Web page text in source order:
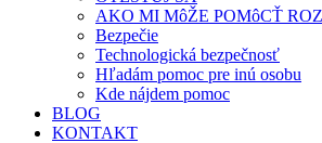
AKO MI MôŽE POMôCŤ
Bezpečie
Technologická bezpečnosť
Hľadám pomoc pre inú osobu
Kde nájdem pomoc
BLOG
KONTAKT